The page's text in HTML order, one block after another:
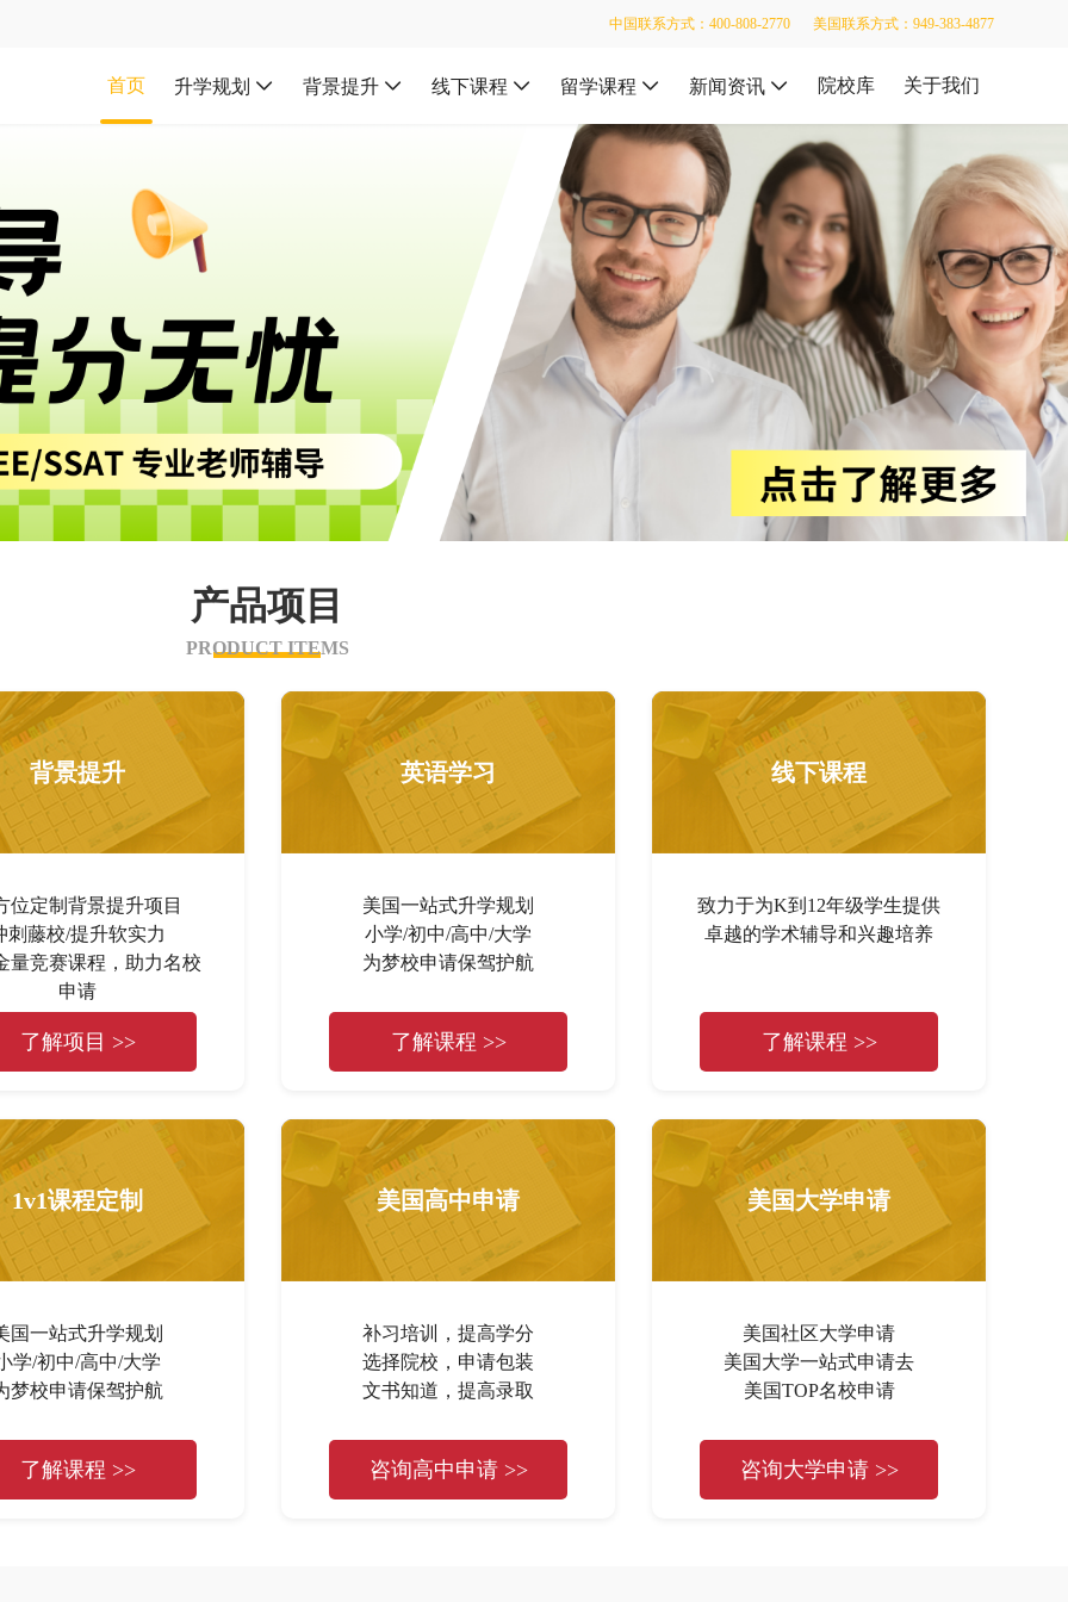
中国联系方式：400-808-2770 美国联系方式：949-383-4877
首页 升学规划 背景提升 线下课程 留学课程 新闻资讯 院校库 关于我们
产品项目
PRODUCT ITEMS
背景提升
位定制背景提升项目
刺藤校/提升软实力
量竞赛课程，助力名校
申请
了解项目 >>
英语学习
美国一站式升学规划
小学/初中/高中/大学
为梦校申请保驾护航
了解课程 >>
线下课程
致力于为K到12年级学生提供
卓越的学术辅导和兴趣培养
了解课程 >>
1v1课程定制
国一站式升学规划
学/初中/高中/大学
梦校申请保驾护航
了解课程 >>
美国高中申请
补习培训，提高学分
选择院校，申请包装
文书知道，提高录取
咨询高中申请 >>
美国大学申请
美国社区大学申请
美国大学一站式申请去
美国TOP名校申请
咨询大学申请 >>